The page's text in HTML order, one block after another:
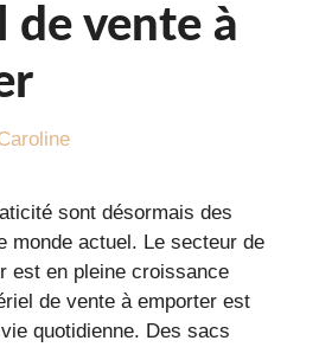
de vente à
sont désormais des
monde actuel. Le secteur de
est en pleine croissance
de vente à emporter est
quotidienne. Des sacs